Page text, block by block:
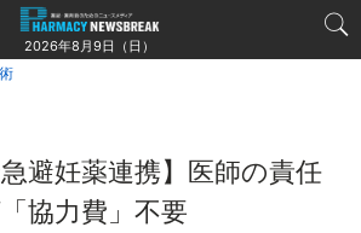
2026年8月9日（日）
避妊薬連携】医師の責任
協力費」不要